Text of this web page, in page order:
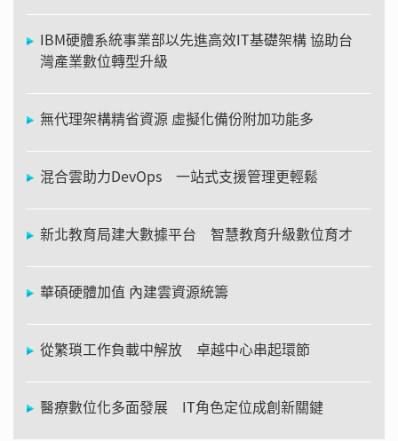
IBM硬體系統事業部以先進高效IT基礎架構 協助台
灣產業數位轉型升級
無代理架構精省資源 虛擬化備份附加功能多
混合雲助力DevOps 一站式支援管理更輕鬆
新北教育局建大數據平台 智慧教育升級數位育才
華碩硬體加值 內建雲資源統籌
從繁瑣工作負載中解放 卓越中心串起環節
醫療數位化多面發展 IT角色定位成創新關鍵